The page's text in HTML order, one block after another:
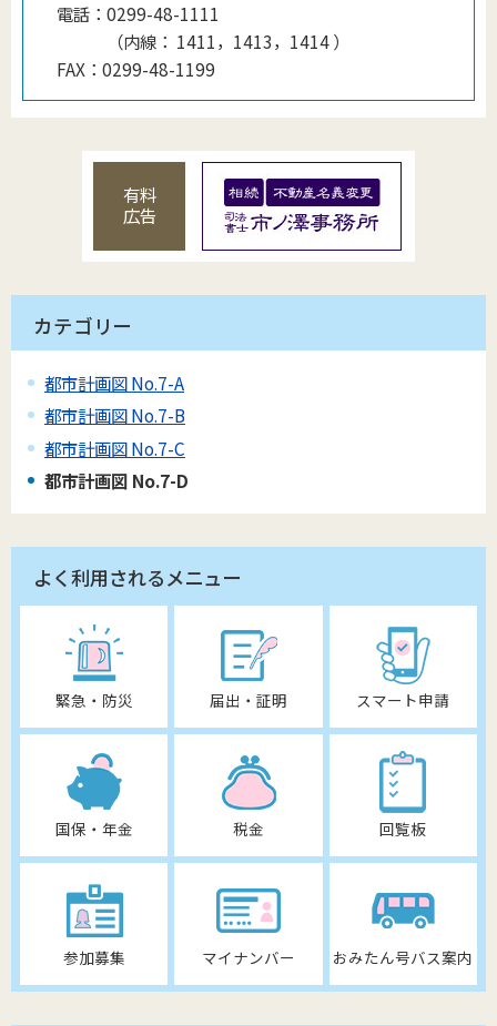
電話： 0299-48-1111
（内線 ： 1411，1413，1414）
FAX： 0299-48-1199
有料
広告
カテゴリー
都市計画図 No.7-A
都市計画図 No.7-B
都市計画図 No.7-C
都市計画図 No.7-D
よく利用されるメニュー
緊急・防災 届出・証明 スマート申請
国保・年金 税金 回覧板
参加募集 マイナンバー おみたん号バス案内